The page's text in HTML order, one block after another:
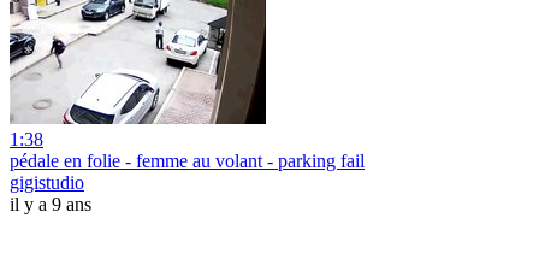
1:38
pédale en folie - femme au volant - parking fail
gigistudio
il y a 9 ans